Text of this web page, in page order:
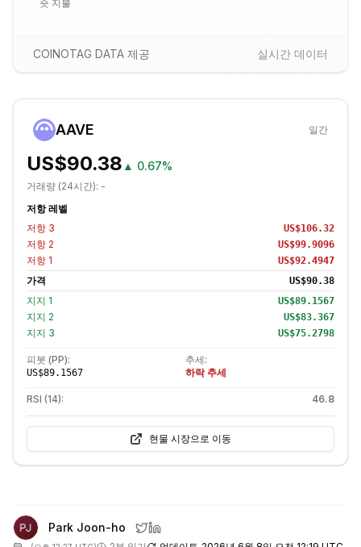
숏 지불
COINOTAG DATA 제공 실시간 데이터
AAVE 일간
US$90.38 ▲ 0.67%
거래량 (24시간): -
저항 레벨
저항 3 US$106.32
저항 2 US$99.9096
저항 1 US$92.4947
가격 US$90.38
지지 1 US$89.1567
지지 2 US$83.367
지지 3 US$75.2798
피봇 (PP):
US$89.1567
추세:
하락 추세
RSI (14): 46.8
현물 시장으로 이동
Park Joon-ho